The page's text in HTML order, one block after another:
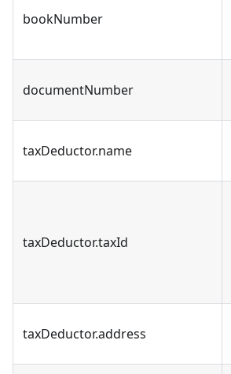
bookNumber
documentNumber
taxDeductor.name
taxDeductor.taxId
taxDeductor.address